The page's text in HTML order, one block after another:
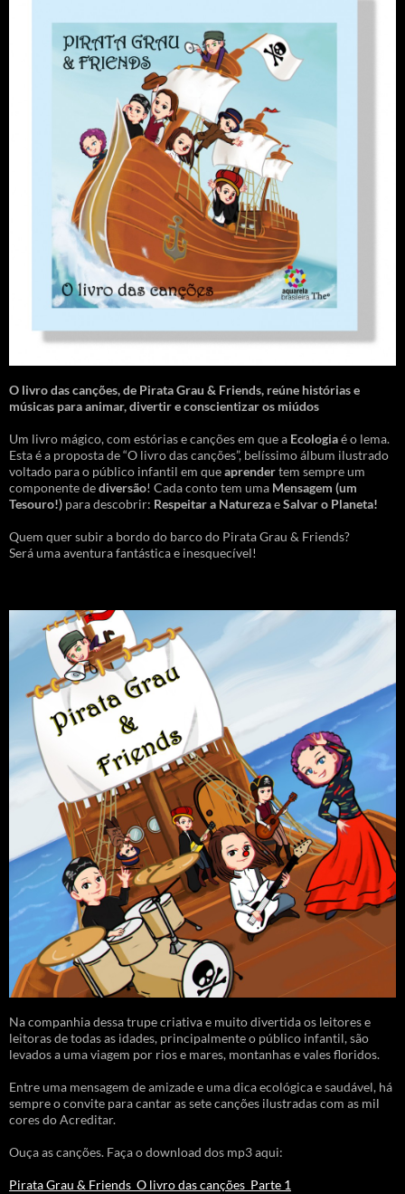
O livro das canções,de Pirata Grau & Friends, reúne histórias e
músicas para animar, divertir e conscientizar os miúdos
Um livro mágico, com estórias e canções em que a Ecologiaé o lema.
Esta é a proposta de “O livro das canções”, belíssimo álbum ilustrado
voltado para o público infantil em queaprendertem sempre um
componente dediversão! Cada conto tem uma Mensagem (um
Tesouro!) para descobrir: Respeitar a NaturezaeSalvar o Planeta!
Quem quer subir a bordo do barco do Pirata Grau & Friends?
Será uma aventura fantástica e inesquecível!
Na companhia dessa trupe criativa e muito divertida os leitores e
leitoras de todas as idades, principalmente o público infantil, são
levados a uma viagem por rios e mares, montanhas e vales floridos.
Entre uma mensagem de amizade e uma dica ecológica e saudável, há
sempre o convite para cantar as sete canções ilustradas com as mil
cores do Acreditar.
Ouça as canções. Faça o download dos mp3 aqui:
Pirata Grau & Friends_O livro das canções_Parte 1